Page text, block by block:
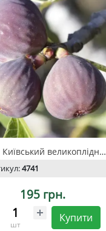
Інжир Київський великоплідний (контейнер С2) 2 роки
4741
195 грн.
шт
Купити